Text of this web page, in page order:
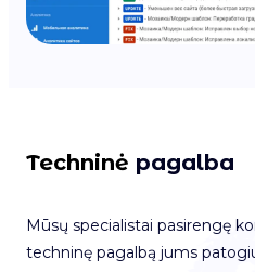
Techninė pagalba
Mūsų specialistai pasirengę
techninę pagalbą jums